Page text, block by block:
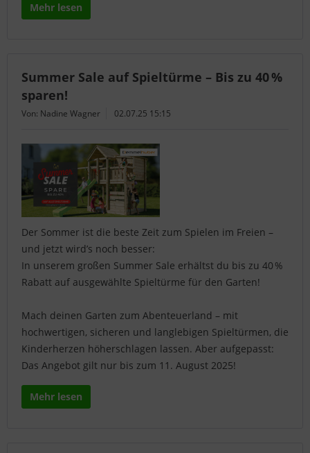
Mehr lesen
Summer Sale auf Spieltürme – Bis zu 40 %
sparen!
Von: Nadine Wagner 02.07.25 15:15
Der Sommer ist die beste Zeit zum Spielen im Freien –
und jetzt wird’s noch besser:
In unserem großen Summer Sale erhältst du bis zu 40 %
Rabatt auf ausgewählte Spieltürme für den Garten!
Mach deinen Garten zum Abenteuerland – mit
hochwertigen, sicheren und langlebigen Spieltürmen, die
Kinderherzen höherschlagen lassen. Aber aufgepasst:
Das Angebot gilt nur bis zum 11. August 2025!
Mehr lesen